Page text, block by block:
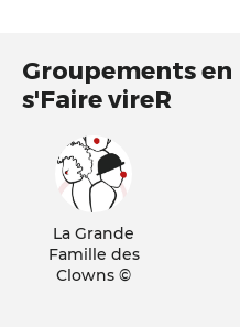
Groupements en
s'Faire vireR
La Grande
Famille des
Clowns ©